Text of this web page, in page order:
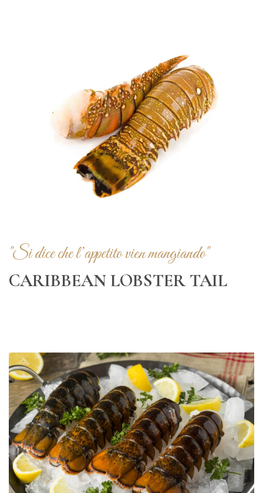
"Si dice che l’appetito vien mangiando"
CARIBBEAN LOBSTER TAIL